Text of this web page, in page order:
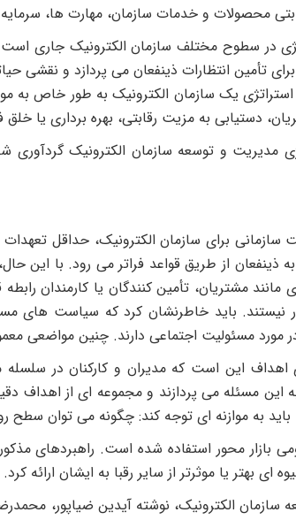
محصولات و خدمات سازمان، مهارت ها،
در سطوح مختلف سازمان الکترونیک جاری
تأمین انتظارات ذینفعان می پردازد و نقشی
یک سازمان الکترونیک به طور خاص به
دستیابی به مزیت رقابتی، بهره برداری یا
مدیریت و توسعه سازمان الکترونیک
برای سازمان الکترونیک، حداقل
ذینفعان از طریق قواعد فراتر می رود. با این
مانند مشتریان، تأمین کنندگان یا کارمندان
نیستند. باید خاطرنشان کرد که سیاست های
مورد مسئولیت اجتماعی دارند. چنین مواضعی
این است که مدیران و کارکنان در
این مسئله می پردازند و مجموعه ای از اهداف
باید به موازنه ای توجه کند: چگونه می توان سطح
بازار محور استفاده شده است. راهبردهای
ای بهتر یا موثرتر از سایر رقبا به ایشان ارائه کرد.
سازمان الکترونیک، نوشته آیدین ضیاپور،